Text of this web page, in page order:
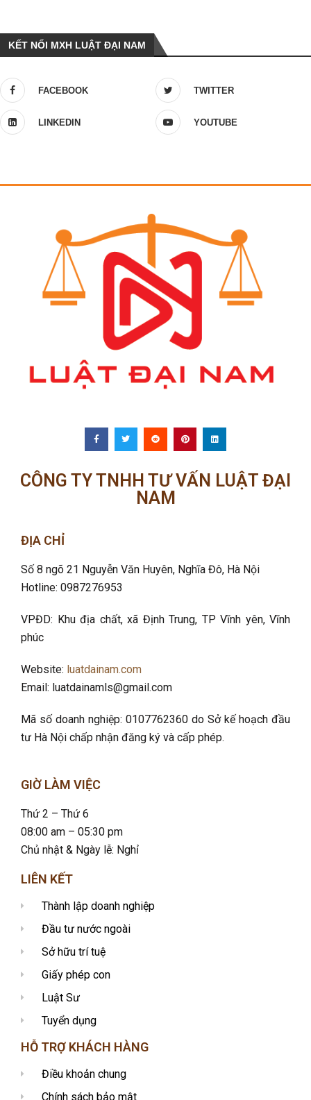
KẾT NỐI MXH LUẬT ĐẠI NAM
FACEBOOK TWITTER
LINKEDIN YOUTUBE
CÔNG TY TNHH TƯ VẤN LUẬT ĐẠI
NAM
ĐỊA CHỈ
Số 8 ngõ 21 Nguyễn Văn Huyên, Nghĩa Đô, Hà Nội
Hotline: 0987276953
VPĐD: Khu địa chất, xã Định Trung, TP Vĩnh yên, Vĩnh
phúc
Website: luatdainam.com
Email: luatdainamls@gmail.com
Mã số doanh nghiệp: 0107762360 do Sở kế hoạch đầu
tư Hà Nội chấp nhận đăng ký và cấp phép.
GIỜ LÀM VIỆC
Thứ 2 – Thứ 6
08:00 am – 05:30 pm
Chủ nhật & Ngày lễ: Nghỉ
LIÊN KẾT
Thành lập doanh nghiệp
Đầu tư nước ngoài
Sở hữu trí tuệ
Giấy phép con
Luật Sư
Tuyển dụng
HỖ TRỢ KHÁCH HÀNG
Điều khoản chung
Chính sách bảo mật